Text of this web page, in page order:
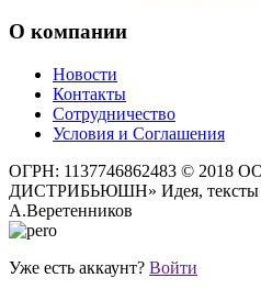
О компании
Новости
Контакты
Сотрудничество
Условия и Соглашения
ОГРН: 1137746862483 © 2018
ДИСТРИБЬЮШН» Идея, тексты
А.Веретенников
Уже есть аккаунт? Войти